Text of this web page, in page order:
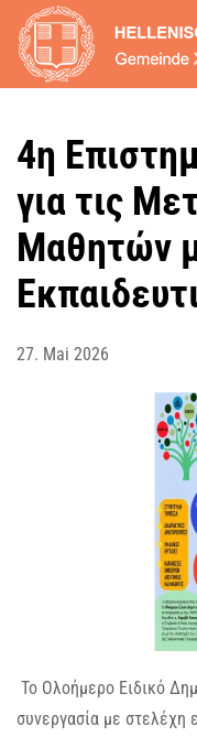
Zum Hauptinhalt
4η
για τις
Μαθητών
27. Mai 2026
Το Ολοήμερο Ειδικό
συνεργασία με στελέχη